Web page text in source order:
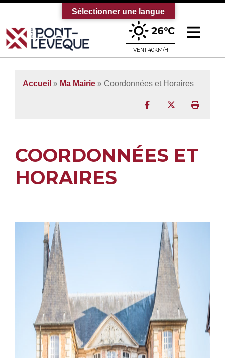
Bienvenue sur le site officiel de la
26°C
VENT 40KM/H
Accueil » Ma Mairie » Coordonnées et Horaires
Partager surPartager sur
COORDONNÉES ET
HORAIRES
Sélectionner une langue